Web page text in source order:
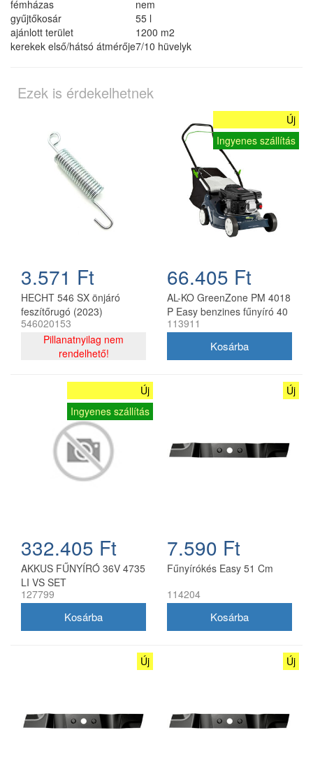
fémházas
nem
gyűjtőkosár
55 l
ajánlott terület
1200 m2
kerekek első/hátsó átmérője7/10 hüvelyk
Ezek is érdekelhetnek
3.571 Ft
HECHT 546 SX önjáró
feszítőrugó (2023)
546020153
Pillanatnyilag nem
rendelhető!
Új
Ingyenes szállítás
66.405 Ft
AL-KO GreenZone PM 4018
P Easy benzines fűnyíró 40
cm
113911
Új
Ingyenes szállítás
332.405 Ft
AKKUS FŰNYÍRÓ 36V 4735
LI VS SET
127799
Új
7.590 Ft
Fűnyírókés Easy 51 Cm
114204
Új Új